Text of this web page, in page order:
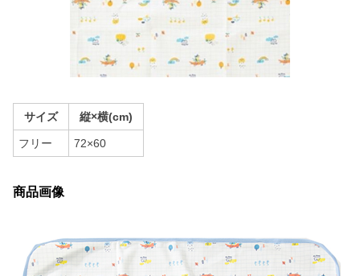
サイズ 縦×横(cm)
フリー 72×60
商品画像